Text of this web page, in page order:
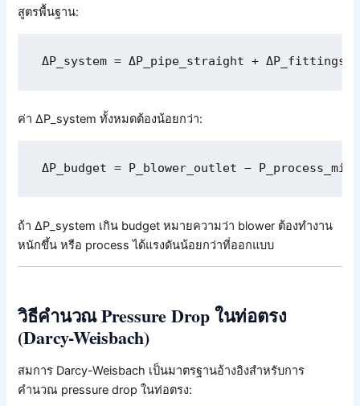
สูตรพื้นฐาน:
ΔP_system = ΔP_pipe_straight +
ค่า ΔP_system ทั้งหมดต้องน้อยกว่า:
ΔP_budget = P_blower_outlet −
ถ้า ΔP_system เกิน budget หมายความว่า blower ต้องทำงาน
หนักขึ้น หรือ process ได้แรงดันน้อยกว่าที่ออกแบบ
วิธีคำนวณ Pressure Drop ในท่อตรง
(Darcy-Weisbach)
สมการ Darcy-Weisbach เป็นมาตรฐานอ้างอิงสำหรับการ
คำนวณ pressure drop ในท่อตรง: